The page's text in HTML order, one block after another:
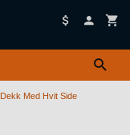
Dekk Med Hvit Side